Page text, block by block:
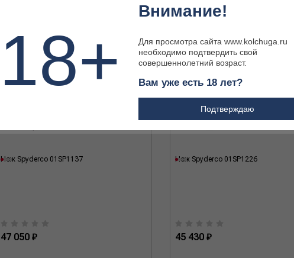
Нож Spyderco 01SP1137
47 050 ₽
Нож Spyderco 01SP1226
45 430 ₽
18+
Внимание!
Для просмотра сайта www.kolchuga.ru
необходимо подтвердить свой
совершеннолетний возраст.
Вам уже есть 18 лет?
Подтверждаю